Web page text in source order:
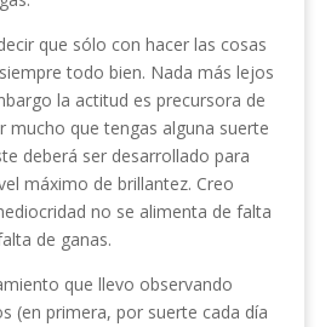
que sólo con hacer las cosas
todo bien. Nada más lejos
la actitud es precursora de
mucho que tengas alguna suerte
deberá ser desarrollado para
máximo de brillantez. Creo
no se alimenta de falta
de ganas.
que llevo observando
(en primera, por suerte cada día